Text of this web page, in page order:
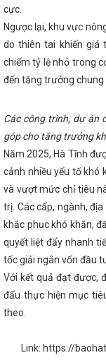
Thông tin và Truyền
ủy trong kỷ nguyên
Hà Tĩnh tại Hội chợ
Công ty TNHH
và bình đẳng giới
THƯƠNG QUÝ I NĂM
trong giai đoạn
mạnh mẽ chuyển
Mùa Thu 2025
VinFast và
Sở Công Thương
thôn tiêu biểu khu vực
Thương mại Tự do
điện Quốc gia về
– Xuân chia sẻ”
Công bố thành
đặc trưng của
NGHỊ TRỰC
SẢN XUẤT KINH
tâm Quý II năm
thu 2025 lần thứ nhất
Tích
tiêu dùng bền vững,
Phó Giám đốc Sở
cực.
Ngược lại, khu vực
do thiên tai khiến giá
chiếm tỷ lệ nhỏ trong
đến tăng trưởng chung
Các công trình, dự án
góp cho tăng trưởng
Năm 2025, Hà Tĩnh
cảnh nhiều yếu tố khó
và vượt mức chỉ tiêu
trị. Các cấp, ngành,
khắc phục khó khăn,
quyết liệt đẩy nhanh
tốc giải ngân vốn đầu
Với kết quả đạt được,
đấu thực hiện mục
theo.
Link: https://